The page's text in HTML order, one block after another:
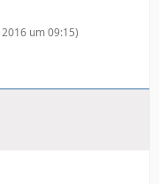
um 09:15)